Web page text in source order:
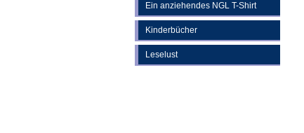
Ein anziehendes NGL T-Shirt
Kinderbücher
Leselust